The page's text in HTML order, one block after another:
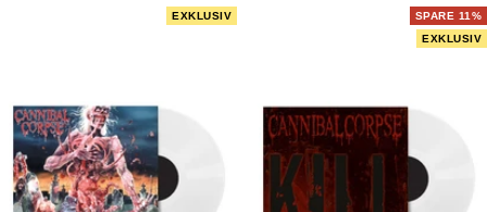
EXKLUSIV
SPARE 11%
EXKLUSIV